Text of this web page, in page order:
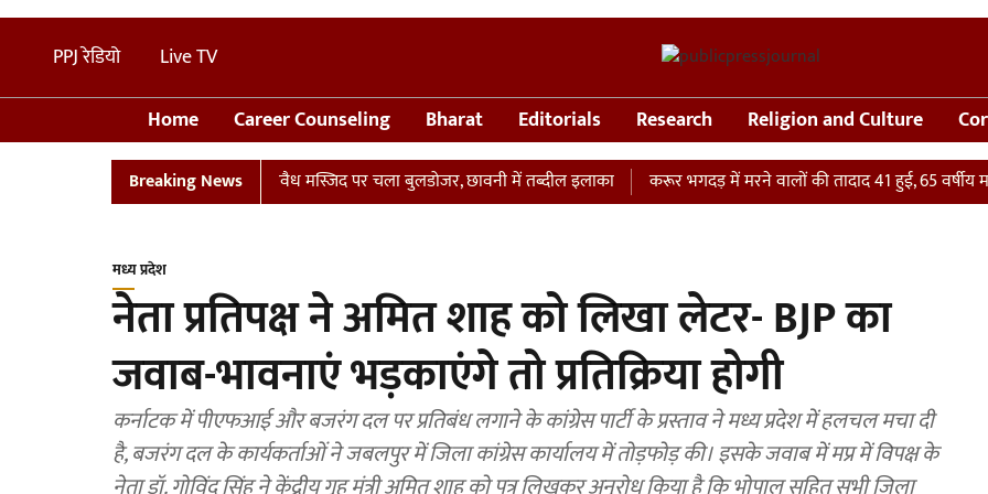
PPJ रेडियो Live TV
Home Career Counseling Bharat Editorials Research Religion and Culture
Breaking News
UP: संभल में तालाब पर बनी अवैध मस्जिद पर चला बुलडोजर, छावनी में तब्दील इलाका करूर भगदड़ में मरने वालों की तादाद 41 हुई, 65 वर्षीय महिला
मध्य प्रदेश
नेता प्रतिपक्ष ने अमित शाह को लिखा लेटर- BJP का
जवाब-भावनाएं भड़काएंगे तो प्रतिक्रिया होगी
कर्नाटक में पीएफआई और बजरंग दल पर प्रतिबंध लगाने के कांग्रेस पार्टी के प्रस्ताव ने मध्य प्रदेश में हलचल मचा दी
है, बजरंग दल के कार्यकर्ताओं ने जबलपुर में जिला कांग्रेस कार्यालय में तोड़फोड़ की। इसके जवाब में मप्र में विपक्ष के